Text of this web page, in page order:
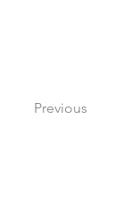
Previous